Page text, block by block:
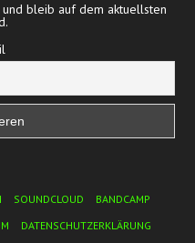
bleib auf dem aktuellsten
SOUNDCLOUD
BANDCAMP
DATENSCHUTZERKLÄRUNG